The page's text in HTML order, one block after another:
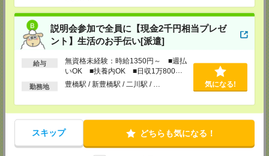
説明会参加で全員に【現金2千円相当プレゼ
ント】生活のお手伝い[派遣]
給与
無資格未経験：時給1350円～ ■週払
いOK ■扶養内OK ■日収1万800円
以上
勤務地 豊橋駅 / 新豊橋駅 / 二川駅 / … 気になる!
スキップ どちらも気になる！
登録場所
CS名古屋支店
〒460-0008
TEL：0120-503-713
CS_NAGOYA@manpowergroup.jp
静岡市駿河区南町18-1 サウスポット静岡 14F
TEL：0120-923-052
MAIL： CS_SHIZUOKA@manpowergroup.jp
担当：採用担当